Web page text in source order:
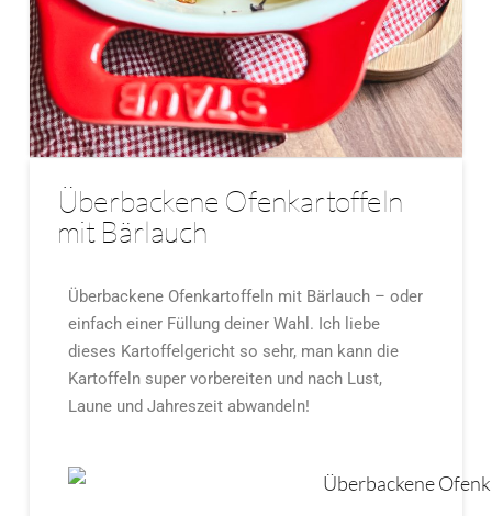
Überbackene Ofenkartoffeln
mit Bärlauch
Überbackene Ofenkartoffeln mit Bärlauch – oder
einfach einer Füllung deiner Wahl. Ich liebe
dieses Kartoffelgericht so sehr, man kann die
Kartoffeln super vorbereiten und nach Lust,
Laune und Jahreszeit abwandeln!